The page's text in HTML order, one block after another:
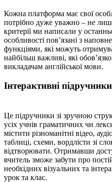
Кожна платформа має свої
потрібно дуже уважно – не
критерії ми написали у
особливості пов’язані з
функціями, які можуть
найбільш важливі, які
викладачам англійської мови.
Інтерактивні підручники
Це підручники зі зручною
усіх учнів граматичних чи
містити різноманітні відео,
таблиці, схеми, вордлісти зі
відтворювати. Отримавши
вчитель зможе забути про
необхідних візуальних та
урок та клас.